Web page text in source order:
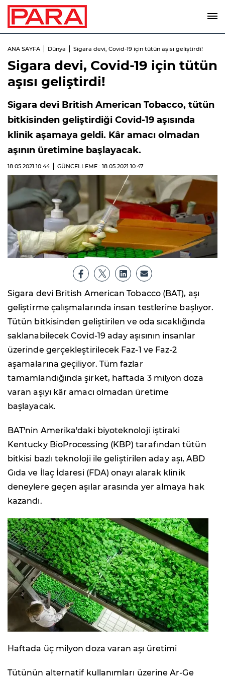
ANA SAYFA Dünya Sigara devi, Covid-19 için tütün aşısı geliştirdi!
Sigara devi, Covid-19 için tütün
aşısı geliştirdi!
Sigara devi British American Tobacco, tütün
bitkisinden geliştirdiği Covid-19 aşısında
klinik aşamaya geldi. Kâr amacı olmadan
aşının üretimine başlayacak.
18.05.2021 10:44 GÜNCELLEME : 18.05.2021 10:47
Sigara devi British American Tobacco (BAT), aşı
geliştirme çalışmalarında insan testlerine başlıyor.
Tütün bitkisinden geliştirilen ve oda sıcaklığında
saklanabilecek Covid-19 aday aşısının insanlar
üzerinde gerçekleştirilecek Faz-1 ve Faz-2
aşamalarına geçiliyor. Tüm fazlar
tamamlandığında şirket, haftada 3 milyon doza
varan aşıyı kâr amacı olmadan üretime
başlayacak.
BAT'nin Amerika'daki biyoteknoloji iştiraki
Kentucky BioProcessing (KBP) tarafından tütün
bitkisi bazlı teknoloji ile geliştirilen aday aşı, ABD
Gıda ve İlaç İdaresi (FDA) onayı alarak klinik
deneylere geçen aşılar arasında yer almaya hak
kazandı.
Haftada üç milyon doza varan aşı üretimi
Tütünün alternatif kullanımları üzerine Ar-Ge